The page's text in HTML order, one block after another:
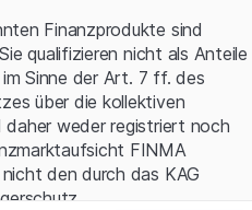
Finanzprodukte sind
qualifizieren nicht als Anteile
Sinne der Art. 7 ff. des
über die kollektiven
daher weder registriert noch
FINMA
den durch das KAG